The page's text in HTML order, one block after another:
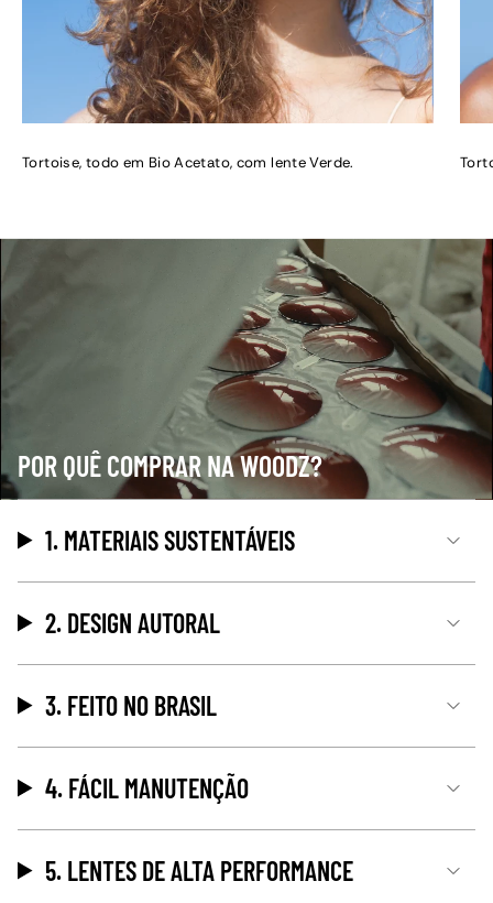
Tortoise, todo em Bio Acetato, com lente Verde.
POR QUÊ COMPRAR NA WOODZ?
1. MATERIAIS SUSTENTÁVEIS
2. DESIGN AUTORAL
3. FEITO NO BRASIL
4. FÁCIL MANUTENÇÃO
5. LENTES DE ALTA PERFORMANCE